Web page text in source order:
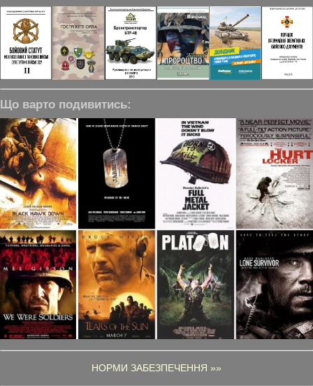
Що варто подивитись:
НОРМИ ЗАБЕЗПЕЧЕННЯ »»